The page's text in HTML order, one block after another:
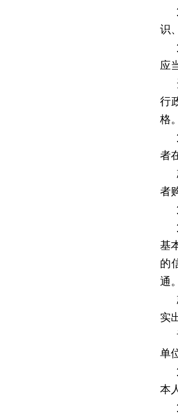
识
应
行
格。
者
者
基
的
通。
实
单
本